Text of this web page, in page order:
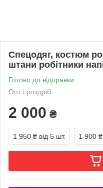
Спецодяг, костюм
штани робітники
Готово до відправки
Опт і роздріб
2 000 ₴
1 950 ₴ від 5 шт. 1 900 ₴